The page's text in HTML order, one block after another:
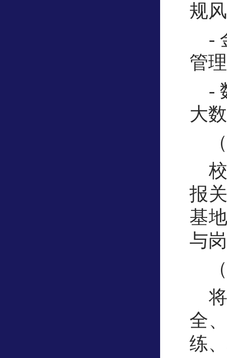
规
-
管理
-
大
报
基
与
全
练